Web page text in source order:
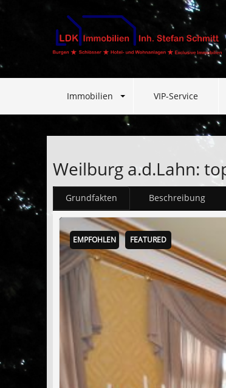
Immobilien VIP-Service
Weilburg a.d.Lahn:
Grundfakten Beschreibung
EMPFOHLEN FEATURED